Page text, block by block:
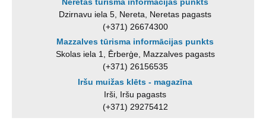
Dzirnavu iela 5, Nereta, Neretas pagasts
(+371) 26674300
Mazzalves tūrisma informācijas punkts
Skolas iela 1, Ērberģe, Mazzalves pagasts
(+371) 26156535
Iršu muižas klēts - magazīna
Irši, Iršu pagasts
(+371) 29275412